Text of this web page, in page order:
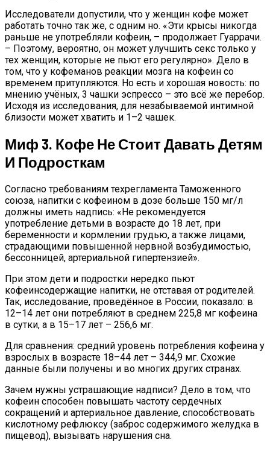
Исследователи допустили, что у женщин кофе может
работать точно так же, с одним но. «Эти крысы никогда
раньше не употребляли кофеин, – продолжает Гуаррачи.
– Поэтому, вероятно, он может улучшить секс только у
тех женщин, которые не пьют его регулярно». Дело в
том, что у кофеманов реакции мозга на кофеин со
временем притупляются. Но есть и хорошая новость: по
мнению учёных, 3 чашки эспрессо – это всё же перебор.
Исходя из исследования, для незабываемой интимной
близости может хватить и 1–2 чашек.
Миф 3. Кофе Не Стоит Давать Детям
И Подросткам
Согласно требованиям техрегламента Таможенного
союза, напитки с кофеином в дозе больше 150 мг/л
должны иметь надпись: «Не рекомендуется
употребление детьми в возрасте до 18 лет, при
беременности и кормлении грудью, а также лицами,
страдающими повышенной нервной возбудимостью,
бессонницей, артериальной гипертензией».
При этом дети и подростки нередко пьют
кофеинсодержащие напитки, не отставая от родителей.
Так, исследование, проведённое в России, показало: в
12–14 лет они потребляют в среднем 225,8 мг кофеина
в сутки, а в 15–17 лет – 256,6 мг.
Для сравнения: средний уровень потребления кофеина у
взрослых в возрасте 18–44 лет – 344,9 мг. Схожие
данные были получены и во многих других странах.
Зачем нужны устрашающие надписи? Дело в том, что
кофеин способен повышать частоту сердечных
сокращений и артериальное давление, способствовать
кислотному рефлюксу (заброс содержимого желудка в
пищевод), вызывать нарушения сна.